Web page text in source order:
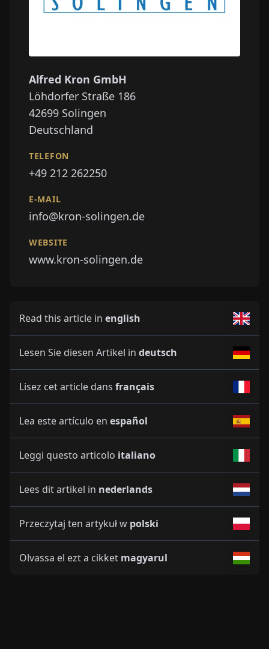
Alfred Kron GmbH
Löhdorfer Straße 186
42699 Solingen
Deutschland
TELEFON
+49 212 262250
E-MAIL
info@kron-solingen.de
WEBSITE
www.kron-solingen.de
Read this article in english
Lesen Sie diesen Artikel in deutsch
Lisez cet article dans français
Lea este artículo en español
Leggi questo articolo italiano
Lees dit artikel in nederlands
Przeczytaj ten artykuł w polski
Olvassa el ezt a cikket magyarul